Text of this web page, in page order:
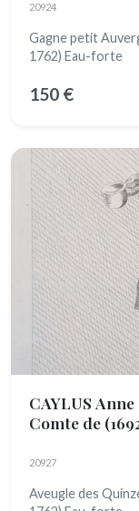
20924
Gagne petit
1762) Eau-forte
150 €
CAYLUS
Comte de
20927
Aveugle des